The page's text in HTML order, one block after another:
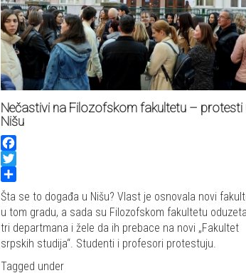
Nečastivi na Filozofskom fakultetu – protesti
Nišu
Facebook
Twitter
Share
Šta se to događa u Nišu? Vlast je osnovala novi
u tom gradu, a sada su Filozofskom fakultetu oduzeta
tri departmana i žele da ih prebace na novi „Fakultet
srpskih studija“. Studenti i profesori protestuju.
Tagged under